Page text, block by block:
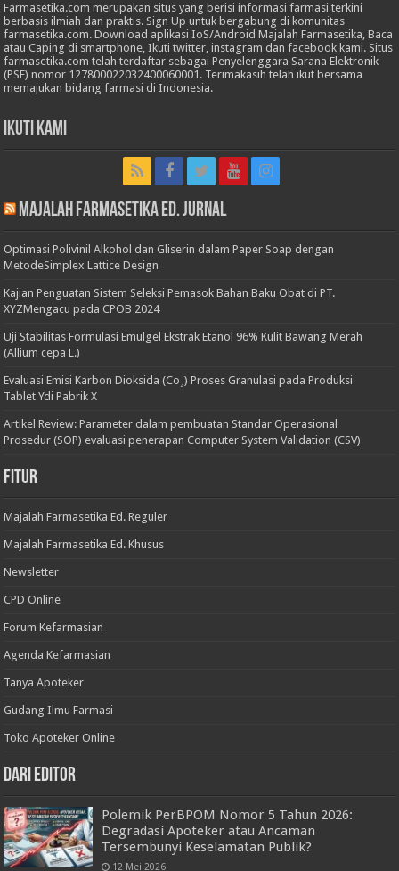
Farmasetika.com merupakan situs yang berisi informasi farmasi terkini
berbasis ilmiah dan praktis. Sign Up untuk bergabung di komunitas
farmasetika.com. Download aplikasi IoS/Android Majalah Farmasetika, Baca
atau Caping di smartphone, Ikuti twitter, instagram dan facebook kami. Situs
farmasetika.com telah terdaftar sebagai Penyelenggara Sarana Elektronik
(PSE) nomor 127800022032400060001. Terimakasih telah ikut bersama
memajukan bidang farmasi di Indonesia.
Ikuti Kami
Majalah Farmasetika Ed. Jurnal
Optimasi Polivinil Alkohol dan Gliserin dalam Paper Soap dengan
MetodeSimplex Lattice Design
Kajian Penguatan Sistem Seleksi Pemasok Bahan Baku Obat di PT.
XYZMengacu pada CPOB 2024
Uji Stabilitas Formulasi Emulgel Ekstrak Etanol 96% Kulit Bawang Merah
(Allium cepa L.)
Evaluasi Emisi Karbon Dioksida (Co₂) Proses Granulasi pada Produksi
Tablet Ydi Pabrik X
Artikel Review: Parameter dalam pembuatan Standar Operasional
Prosedur (SOP) evaluasi penerapan Computer System Validation (CSV)
Fitur
Majalah Farmasetika Ed. Reguler
Majalah Farmasetika Ed. Khusus
Newsletter
CPD Online
Forum Kefarmasian
Agenda Kefarmasian
Tanya Apoteker
Gudang Ilmu Farmasi
Toko Apoteker Online
Dari Editor
Polemik PerBPOM Nomor 5 Tahun 2026:
Degradasi Apoteker atau Ancaman
Tersembunyi Keselamatan Publik?
12 Mei 2026